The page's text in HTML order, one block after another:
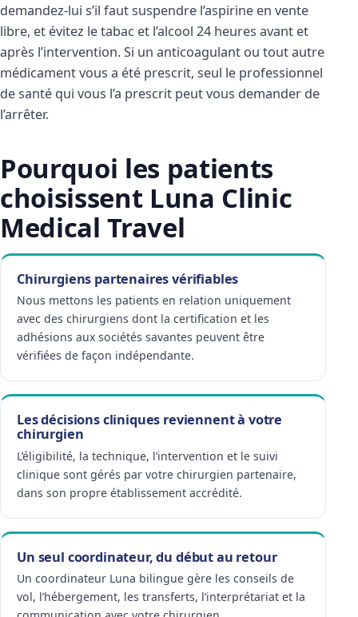
demandez-lui s’il faut suspendre l’aspirine en vente
libre, et évitez le tabac et l’alcool 24 heures avant et
après l’intervention. Si un anticoagulant ou tout autre
médicament vous a été prescrit, seul le professionnel
de santé qui vous l’a prescrit peut vous demander de
l’arrêter.
Pourquoi les patients
choisissent Luna Clinic
Medical Travel
Chirurgiens partenaires vérifiables
Nous mettons les patients en relation uniquement
avec des chirurgiens dont la certification et les
adhésions aux sociétés savantes peuvent être
vérifiées de façon indépendante.
Les décisions cliniques reviennent à votre
chirurgien
L’éligibilité, la technique, l’intervention et le suivi
clinique sont gérés par votre chirurgien partenaire,
dans son propre établissement accrédité.
Un seul coordinateur, du début au retour
Un coordinateur Luna bilingue gère les conseils de
vol, l’hébergement, les transferts, l’interprétariat et la